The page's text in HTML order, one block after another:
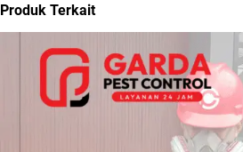
Produk Terkait